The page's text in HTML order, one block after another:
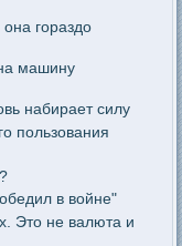
гораздо
машину
набирает силу
пользования
в войне"
Это не валюта и